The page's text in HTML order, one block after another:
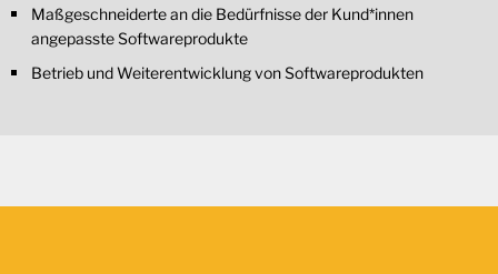
Maßgeschneiderte an die Bedürfnisse der Kund*innen
angepasste Softwareprodukte
Betrieb und Weiterentwicklung von Softwareprodukten